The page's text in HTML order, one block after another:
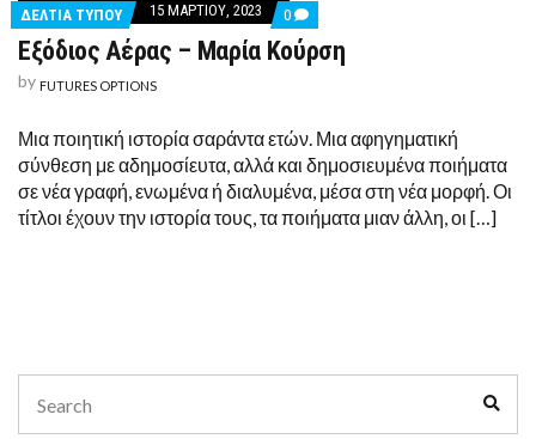
ΔΕΛΤΙΑ ΤΥΠΟΥ 15 ΜΑΡΤΊΟΥ, 2023 0 COMMENTS
ON
ΕΞΌΔΙΟΣ
ΑΈΡΑΣ
Εξόδιος Αέρας – Μαρία Κούρση
by FUTURES OPTIONS
Μια ποιητική ιστορία σαράντα ετών. Μια αφηγηματική
σύνθεση με αδημοσίευτα, αλλά και δημοσιευμένα ποιήματα
σε νέα γραφή, ενωμένα ή διαλυμένα, μέσα στη νέα μορφή. Οι
τίτλοι έχουν την ιστορία τους, τα ποιήματα μιαν άλλη, οι […]
for: